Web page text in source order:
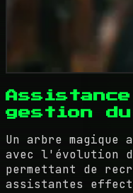
gestion du
Un arbre
avec l'évolution
permettant de
assistantes